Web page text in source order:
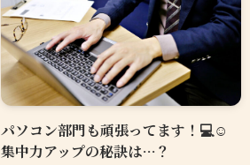
パソコン部門も頑張ってます！💻☺️
集中力アップの秘訣は…？